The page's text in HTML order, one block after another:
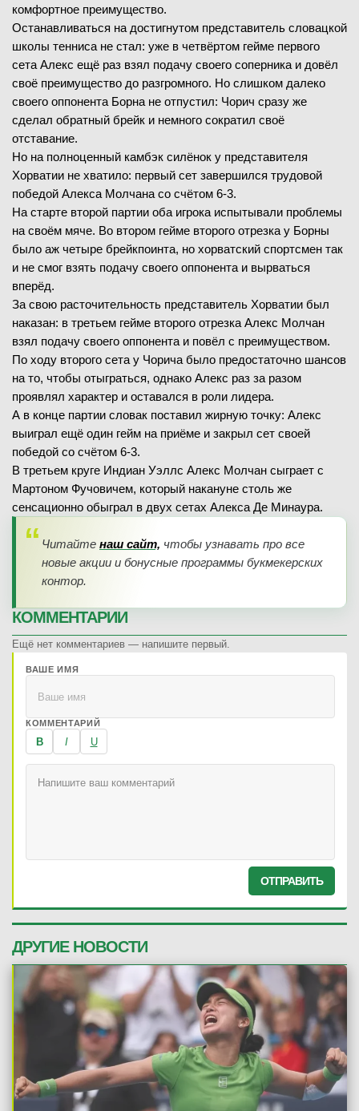
комфортное преимущество.
Останавливаться на достигнутом представитель словацкой
школы тенниса не стал: уже в четвёртом гейме первого
сета Алекс ещё раз взял подачу своего соперника и довёл
своё преимущество до разгромного. Но слишком далеко
своего оппонента Борна не отпустил: Чорич сразу же
сделал обратный брейк и немного сократил своё
отставание.
Но на полноценный камбэк силёнок у представителя
Хорватии не хватило: первый сет завершился трудовой
победой Алекса Молчана со счётом 6-3.
На старте второй партии оба игрока испытывали проблемы
на своём мяче. Во втором гейме второго отрезка у Борны
было аж четыре брейкпоинта, но хорватский спортсмен так
и не смог взять подачу своего оппонента и вырваться
вперёд.
За свою расточительность представитель Хорватии был
наказан: в третьем гейме второго отрезка Алекс Молчан
взял подачу своего оппонента и повёл с преимуществом.
По ходу второго сета у Чорича было предостаточно шансов
на то, чтобы отыграться, однако Алекс раз за разом
проявлял характер и оставался в роли лидера.
А в конце партии словак поставил жирную точку: Алекс
выиграл ещё один гейм на приёме и закрыл сет своей
победой со счётом 6-3.
В третьем круге Индиан Уэллс Алекс Молчан сыграет с
Мартоном Фучовичем, который накануне столь же
сенсационно обыграл в двух сетах Алекса Де Минаура.
Читайте наш сайт, чтобы узнавать про все
новые акции и бонусные программы букмекерских
контор.
КОММЕНТАРИИ
Ещё нет комментариев — напишите первый.
ВАШЕ ИМЯ
КОММЕНТАРИЙ
B I U
ОТПРАВИТЬ
ДРУГИЕ НОВОСТИ